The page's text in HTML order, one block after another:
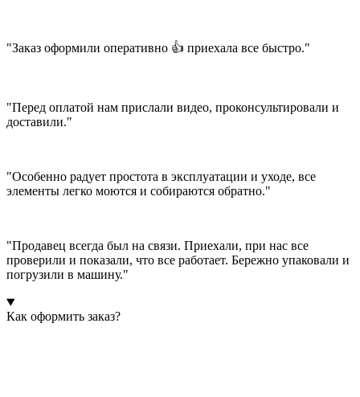
"Заказ оформили оперативно 👍 приехала все быстро."
"Перед оплатой нам прислали видео, проконсультировали и
доставили."
"Особенно радует простота в эксплуатации и уходе, все
элементы легко моются и собираются обратно."
"Продавец всегда был на связи. Приехали, при нас все
проверили и показали, что все работает. Бережно упаковали и
погрузили в машину."
Как оформить заказ?